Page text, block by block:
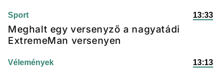
Sport 13:33
Meghalt egy versenyző a nagyatádi
ExtremeMan versenyen
Vélemények 13:13